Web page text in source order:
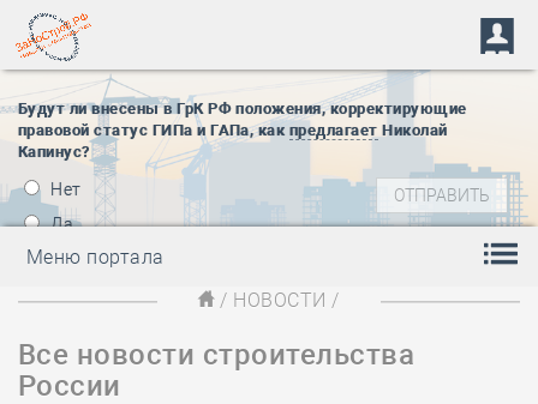
Будут ли внесены в ГрК РФ положения, корректирующие
правовой статус ГИПа и ГАПа, как предлагает Николай
Капинус?
Нет
Да
Меню портала
/ НОВОСТИ /
Все новости строительства
России